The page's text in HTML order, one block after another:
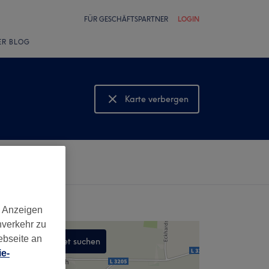
FÜR GESCHÄFTSPARTNER LOGIN
BLOG
Karte verbergen
Karte anzeigen
In diesem Gebiet suchen
zu
an